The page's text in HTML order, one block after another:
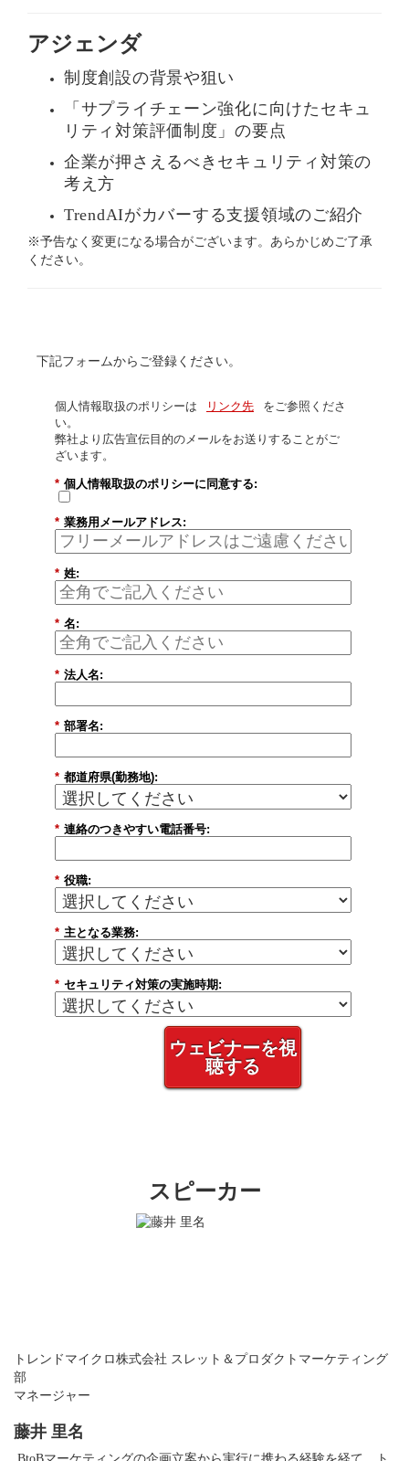
アジェンダ
制度創設の背景や狙い
「サプライチェーン強化に向けたセキュ
リティ対策評価制度」の要点
企業が押さえるべきセキュリティ対策の
考え方
TrendAIがカバーする支援領域のご紹介
※予告なく変更になる場合がございます。あらかじめご了承
ください。
下記フォームからご登録ください。
個人情報取扱のポリシーは リンク先
をご参照くださ
い。
弊社より広告宣伝目的のメールをお送りすることがご
ざいます。
* 個人情報取扱のポリシーに同意する:
* 業務用メールアドレス:
* 姓:
* 名:
* 法人名:
* 部署名:
* 都道府県(勤務地):
* 連絡のつきやすい電話番号:
* 役職:
* 主となる業務:
* セキュリティ対策の実施時期:
ウェビナーを視
聴する
スピーカー
トレンドマイクロ株式会社 スレット＆プロダクトマーケティング
部
マネージャー
藤井 里名